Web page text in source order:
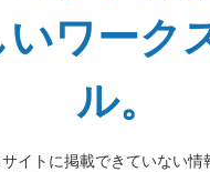
いワーク
ル。
サイトに掲載できていない情